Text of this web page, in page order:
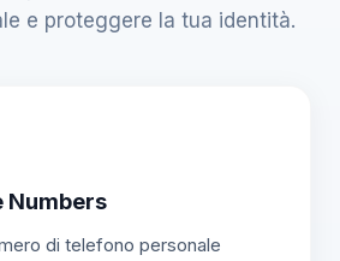
e proteggere la tua identità.
Numbers
di telefono personale